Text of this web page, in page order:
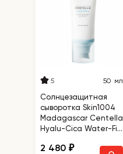
5 50 мл
Солнцезащитная
сыворотка Skin1004
Madagascar Centella
Hyalu-Cica Water-Fit
2 480₽